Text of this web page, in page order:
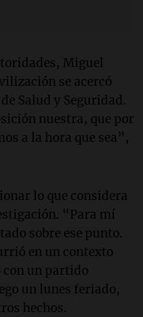
Miguel
se acercó
Salud y Seguridad.
nuestra, que por
a la hora que sea”,
lo que considera
“Para mí
sobre ese punto.
en un contexto
con un partido
un lunes feriado,
hechos.